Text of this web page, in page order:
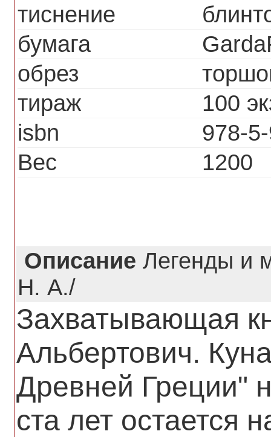
тиснение
бумага
обрез
тираж
100
isbn
978-
Вес
1200
Описание Легенды и
Н. А./
Захватывающая
Альбертович.
Древней Греции"
ста лет остается